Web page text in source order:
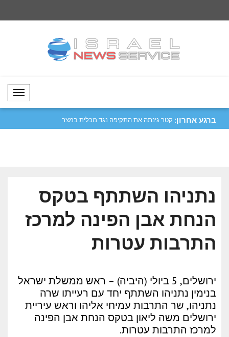
Mobil Menü
ברגע אחרון: מטסולה: נעביר את התרבות והמסורות נגד מכלית
נתניהו השתתף בטקס
הנחת אבן הפינה למרכז
התרבות עטרות
ירושלים, 5 ביולי (היביה) – ראש ממשלת ישראל
בנימין נתניהו השתתף יחד עם רעייתו שרה
נתניהו, שר התרבות עמיחי אליהו וראש עיריית
ירושלים משה ליאון בטקס הנחת אבן הפינה
למרכז התרבות עטרות.